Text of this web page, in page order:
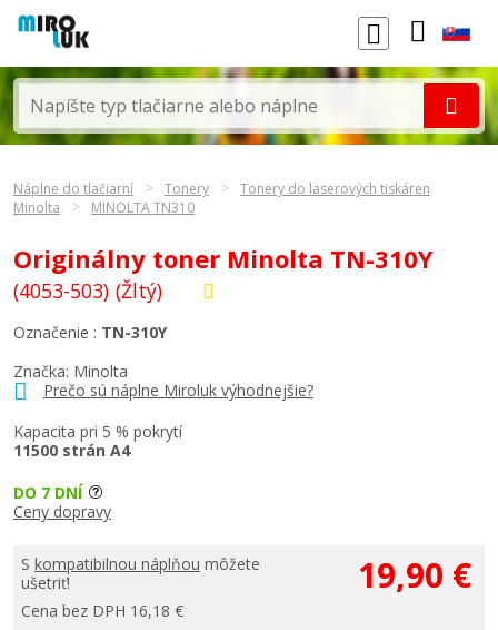
Náplne do tlačiarní Tonery
Tonery do laserových tiskáren
Minolta
MINOLTA TN310
Originálny toner Minolta TN-310Y
(4053-503) (Žltý)
Značka: Minolta
Prečo sú náplne Miroluk výhodnejšie?
Kapacita pri 5 % pokrytí
11500 strán A4
Označenie : TN-310Y
DO 7 DNÍ
Ceny dopravy
S kompatibilnou náplňou môžete
ušetriť!
Cena bez DPH 16,18 €
19,90 €